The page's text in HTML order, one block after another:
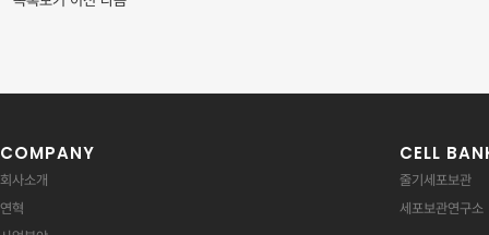
COMPANY
회사소개
연혁
CELL
줄기세포보관
세포보관연구소